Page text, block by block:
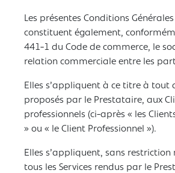
Les présentes Conditions
constituent également,
441-1 du Code de commerce, le
relation commerciale entre les
Elles s’appliquent à ce titre à tout
proposés par le Prestataire, aux
professionnels (ci-après « les
» ou « le Client Professionnel »).
Elles s’appliquent, sans restriction
tous les Services rendus par le